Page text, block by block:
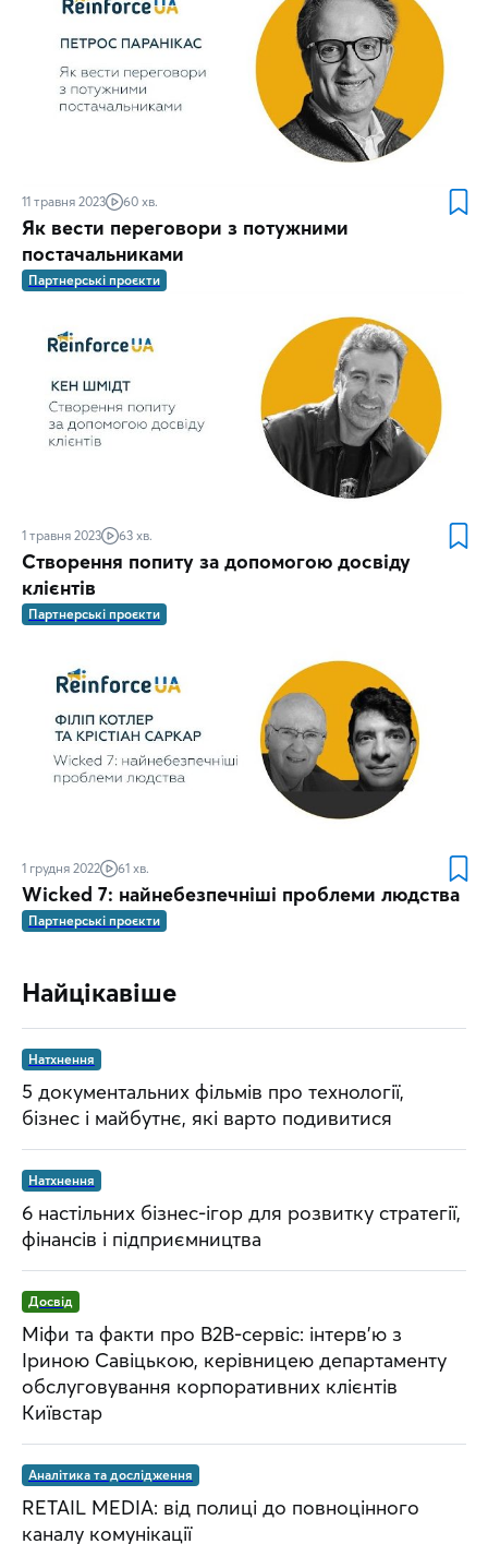
11 травня 2023 60 хв.
Як вести переговори з потужними
постачальниками
Партнерські проєкти
1 травня 2023 63 хв.
Створення попиту за допомогою досвіду
клієнтів
Партнерські проєкти
1 грудня 2022 61 хв.
Wicked 7: найнебезпечніші проблеми людства
Партнерські проєкти
Найцікавіше
Натхнення
5 документальних фільмів про технології,
бізнес і майбутнє, які варто подивитися
Натхнення
6 настільних бізнес-ігор для розвитку стратегії,
фінансів і підприємництва
Досвід
Міфи та факти про B2B-сервіс: інтерв’ю з
Іриною Савіцькою, керівницею департаменту
обслуговування корпоративних клієнтів
Київстар
Аналітика та дослідження
RETAIL MEDIA: від полиці до повноцінного
каналу комунікації